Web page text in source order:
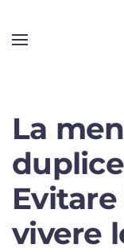
La
vivere